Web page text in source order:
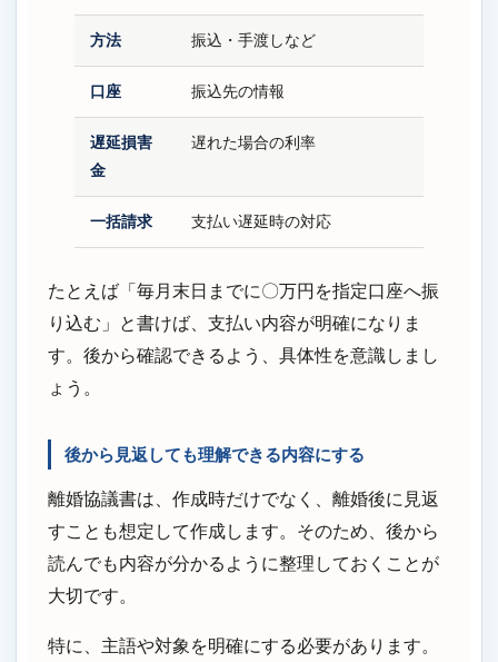
方法 振込・手渡しなど
口座 振込先の情報
遅延損害
金
遅れた場合の利率
一括請求 支払い遅延時の対応
たとえば「毎月末日までに〇万円を指定口座へ振
り込む」と書けば、支払い内容が明確になりま
す。後から確認できるよう、具体性を意識しまし
ょう。
後から見返しても理解できる内容にする
離婚協議書は、作成時だけでなく、離婚後に見返
すことも想定して作成します。そのため、後から
読んでも内容が分かるように整理しておくことが
大切です。
特に、主語や対象を明確にする必要があります。